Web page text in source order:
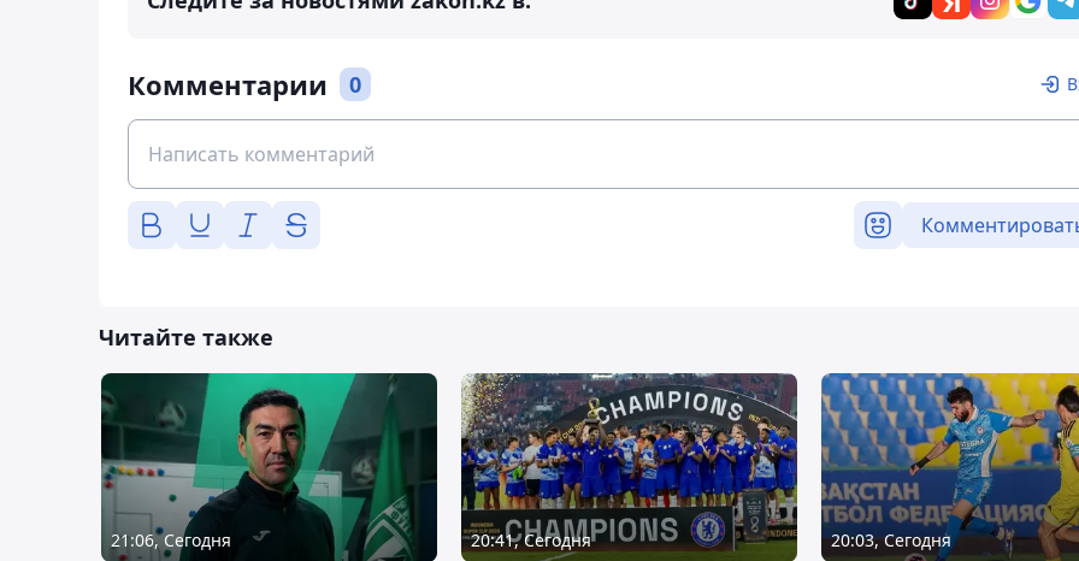
Комментарии 0
Читайте также
21:06, Сегодня 20:41, Сегодня 20:03, Сегодня